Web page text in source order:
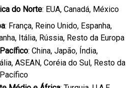
do Norte: EUA, Canadá, México
: França, Reino Unido, Espanha,
Itália, Rússia, Resto da Europa
: China, Japão, Índia,
ASEAN, Coréia do Sul, Resto da